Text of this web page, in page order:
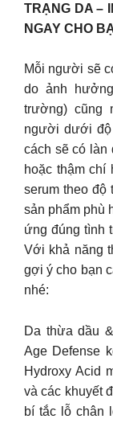
TRẠNG DA –
NGAY CHO
Mỗi người sẽ
do ảnh
trường) cũng
người dưới độ
cách sẽ có làn
hoặc thậm chí
serum theo độ
sản phẩm phù
ứng đúng tình
Với khả năng
gợi ý cho bạn
nhé:
Da thừa dầu
Age Defense
Hydroxy Acid
và các khuyết
bí tắc lỗ chân